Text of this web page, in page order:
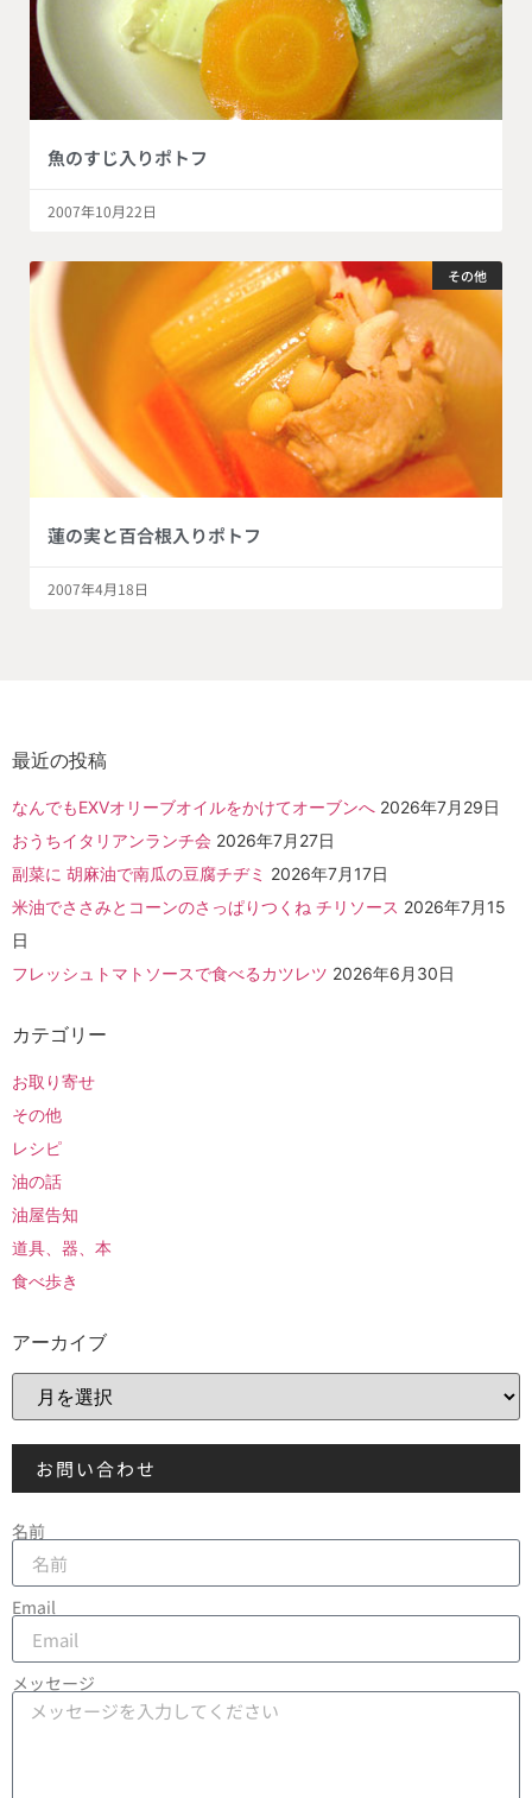
魚のすじ入りポトフ
2007年10月22日
その他
蓮の実と百合根入りポトフ
2007年4月18日
最近の投稿
なんでもEXVオリーブオイルをかけてオーブンへ 2026年7月29日
おうちイタリアンランチ会 2026年7月27日
副菜に 胡麻油で南瓜の豆腐チヂミ 2026年7月17日
米油でささみとコーンのさっぱりつくね チリソース 2026年7月15
日
フレッシュトマトソースで食べるカツレツ 2026年6月30日
カテゴリー
お取り寄せ
その他
レシピ
油の話
油屋告知
道具、器、本
食べ歩き
アーカイブ
お問い合わせ
名前
Email
メッセージ